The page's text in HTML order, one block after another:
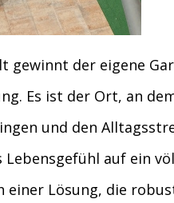
gewinnt der eigene
Es ist der Ort, an
und den
auf ein
Lösung, die